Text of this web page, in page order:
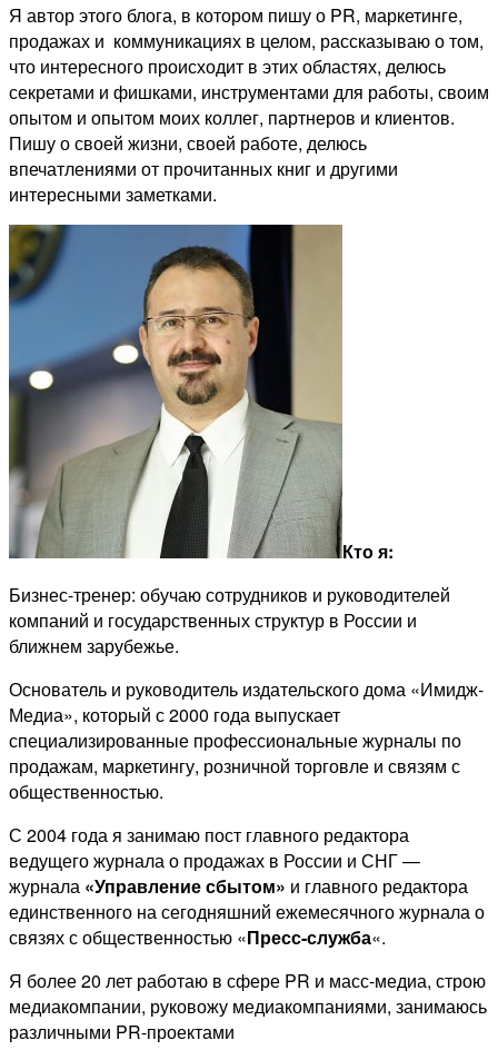
Я автор этого блога, в котором пишу о PR, маркетинге,
продажах и коммуникациях в целом, рассказываю о том,
что интересного происходит в этих областях, делюсь
секретами и фишками, инструментами для работы, своим
опытом и опытом моих коллег, партнеров и клиентов.
Пишу о своей жизни, своей работе, делюсь
впечатлениями от прочитанных книг и другими
интересными заметками.
Кто я:
Бизнес-тренер: обучаю сотрудников и руководителей
компаний и государственных структур в России и
ближнем зарубежье.
Основатель и руководитель издательского дома «Имидж-
Медиа», который с 2000 года выпускает
специализированные профессиональные журналы по
продажам, маркетингу, розничной торговле и связям с
общественностью.
С 2004 года я занимаю пост главного редактора
ведущего журнала о продажах в России и СНГ —
журнала «Управление сбытом» и главного редактора
единственного на сегодняшний ежемесячного журнала о
связях с общественностью «Пресс-служба«.
Я более 20 лет работаю в сфере PR и масс-медиа, строю
медиакомпании, руковожу медиакомпаниями, занимаюсь
различными PR-проектами